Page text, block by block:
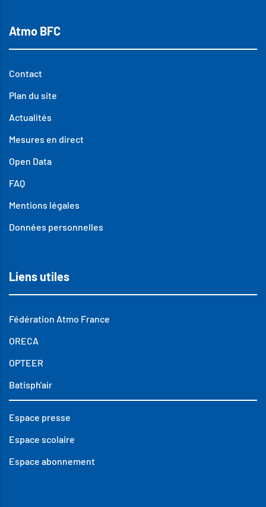
Atmo BFC
Contact
Plan du site
Actualités
Mesures en direct
Open Data
FAQ
Mentions légales
Données personnelles
Liens utiles
Fédération Atmo France
ORECA
OPTEER
Batisph'air
Espace presse
Espace scolaire
Espace abonnement